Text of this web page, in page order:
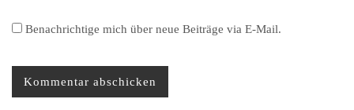
Benachrichtige mich über neue Beiträge via E-Mail.